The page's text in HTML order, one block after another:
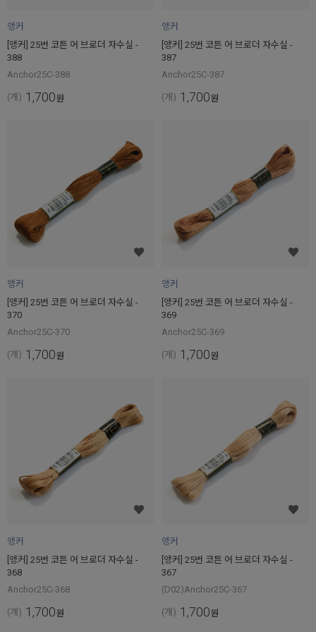
앵커
[앵커] 25번 코튼 어 브로더 자수실 -
388
Anchor25C-388
(개) 1,700원
앵커
[앵커] 25번 코튼 어 브로더 자수실 -
387
Anchor25C-387
(개) 1,700원
앵커
[앵커] 25번 코튼 어 브로더 자수실 -
370
Anchor25C-370
(개) 1,700원
앵커
[앵커] 25번 코튼 어 브로더 자수실 -
369
Anchor25C-369
(개) 1,700원
앵커
[앵커] 25번 코튼 어 브로더 자수실 -
368
Anchor25C-368
(개) 1,700원
앵커
[앵커] 25번 코튼 어 브로더 자수실 -
367
(D02)Anchor25C-367
(개) 1,700원